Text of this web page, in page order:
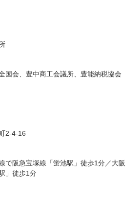
国会、豊中商工会議所、豊能納税協会
2-4-16
で阪急宝塚線「蛍池駅」徒歩1分／大阪
」徒歩1分